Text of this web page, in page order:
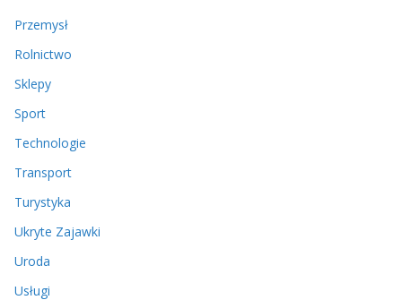
Przemysł
Rolnictwo
Sklepy
Sport
Technologie
Transport
Turystyka
Ukryte Zajawki
Uroda
Usługi